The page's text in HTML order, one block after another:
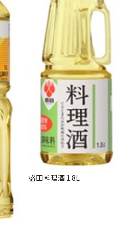
盛田 料理酒 1.8L